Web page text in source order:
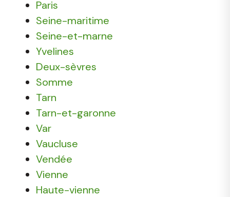
Paris
Seine-maritime
Seine-et-marne
Yvelines
Deux-sèvres
Somme
Tarn
Tarn-et-garonne
Var
Vaucluse
Vendée
Vienne
Haute-vienne